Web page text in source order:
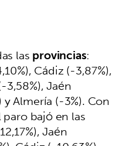
lasprovincias:
Cádiz (-3,87%),
3,58%), Jaén
Almería (-3%). Con
bajó en las
Jaén